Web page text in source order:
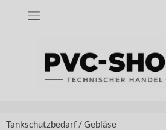
Tankschutzbedarf /Gebläse